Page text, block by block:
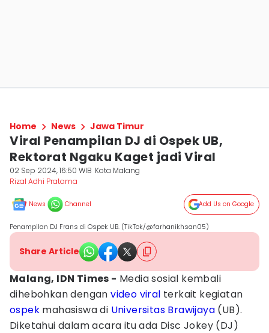
Home News Jawa Timur
Viral Penampilan DJ di Ospek UB,
Rektorat Ngaku Kaget jadi Viral
02 Sep 2024, 16:50 WIB Kota Malang
Rizal Adhi Pratama
News Channel Add Us on Google
Penampilan DJ Frans di Ospek UB. (TikTok/@farhanikhsan05)
Share Article
Malang, IDN Times - Media sosial kembali
dihebohkan denganvideo viral terkait kegiatan
ospek mahasiswa di Universitas Brawijaya (UB).
Diketahui dalam acara itu ada Disc Jokey (DJ)